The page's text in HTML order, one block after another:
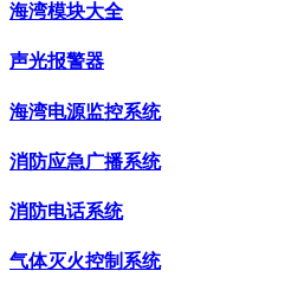
海湾模块大全
声光报警器
海湾电源监控系统
消防应急广播系统
消防电话系统
气体灭火控制系统